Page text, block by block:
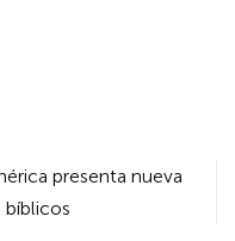
presenta nueva
bíblicos